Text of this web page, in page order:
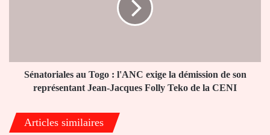
de
représentant
Jacques
Folly
Sénatoriales au Togo : l'ANC exige la démission de son
représentant Jean-Jacques Folly Teko de la CENI
Articles similaires